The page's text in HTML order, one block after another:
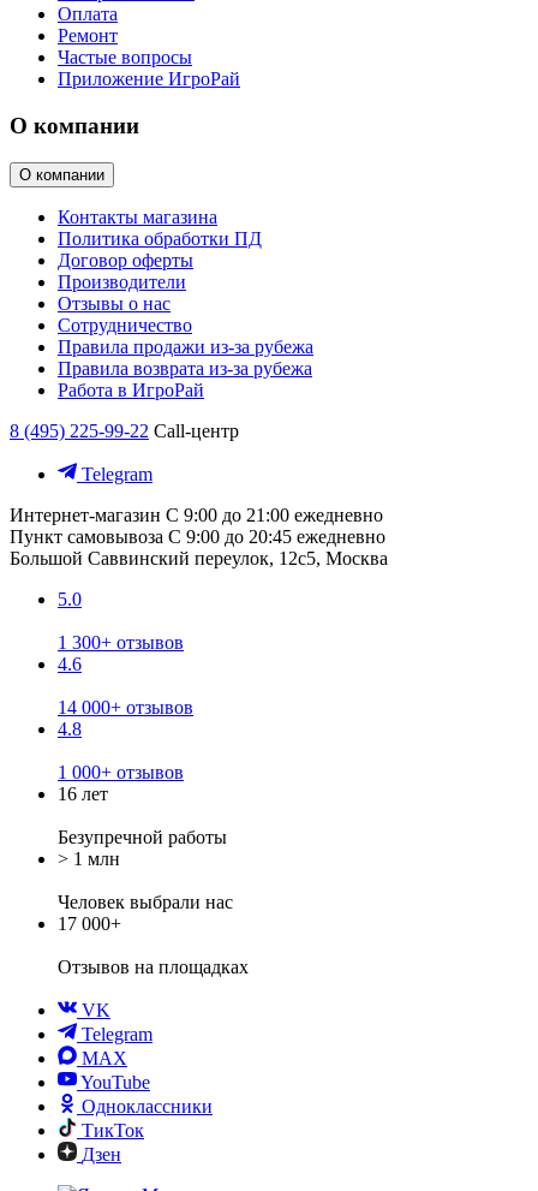
Оплата
Ремонт
Частые вопросы
Приложение ИгроРай
О компании
О компании
Контакты магазина
Политика обработки ПД
Договор оферты
Производители
Отзывы о нас
Сотрудничество
Правила продажи из-за рубежа
Правила возврата из-за рубежа
Работа в ИгроРай
8 (495) 225-99-22 Call-центр
Telegram
Интернет-магазин С 9:00 до 21:00 ежедневно
Пункт самовывоза С 9:00 до 20:45 ежедневно
Большой Саввинский переулок, 12с5, Москва
5.0
1 300+ отзывов
4.6
14 000+ отзывов
4.8
1 000+ отзывов
16 лет
Безупречной работы
> 1 млн
Человек выбрали нас
17 000+
Отзывов на площадках
VK
Telegram
MAX
YouTube
Одноклассники
ТикТок
Дзен